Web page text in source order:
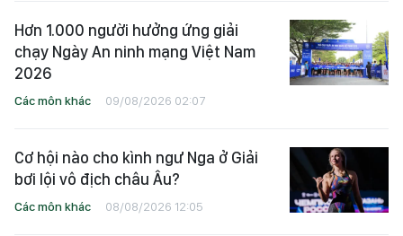
Hơn 1.000 người hưởng ứng giải
chạy Ngày An ninh mạng Việt Nam
2026
Các môn khác 09/08/2026 02:07
Cơ hội nào cho kình ngư Nga ở Giải
bơi lội vô địch châu Âu?
Các môn khác 08/08/2026 12:05